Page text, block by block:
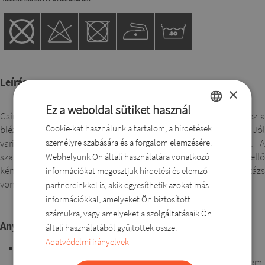
Leírás
Csinos, egyedi szép fazonjával és puha elasztikus anyagával ez a
blézer minden alkalmon és munkahelyen is megállja a helyét. Jól
variálható, ruha fölé, toppal nadrághoz vagy szoknyához. A
szabásvonalak jól formázzák az alakot, megadják a kellő
kényelmet. Kis gallérja kiemeli és érdekessé teszik a dekoltázs
vonalát. Válassz hozzá illő toppot is!
Anyagösszetétel
95% poliészter, 5% lycra. Kellemes, lágy esésű, nem testre
tapadó, elasztikus alapanyag. Jól mosható, nem gyűrődik, nem
HUNGARIAN
ROMANIAN
ENGLISH
DUTCH
×
Ez a weboldal sütiket használ
Cookie-kat használunk a tartalom, a hirdetések
személyre szabására és a forgalom elemzésére.
Webhelyünk Ön általi használatára vonatkozó
információkat megosztjuk hirdetési és elemző
partnereinkkel is, akik egyesíthetik azokat más
információkkal, amelyeket Ön biztosított
számukra, vagy amelyeket a szolgáltatásaik Ön
általi használatából gyűjtöttek össze.
Adatvédelmi irányelvek